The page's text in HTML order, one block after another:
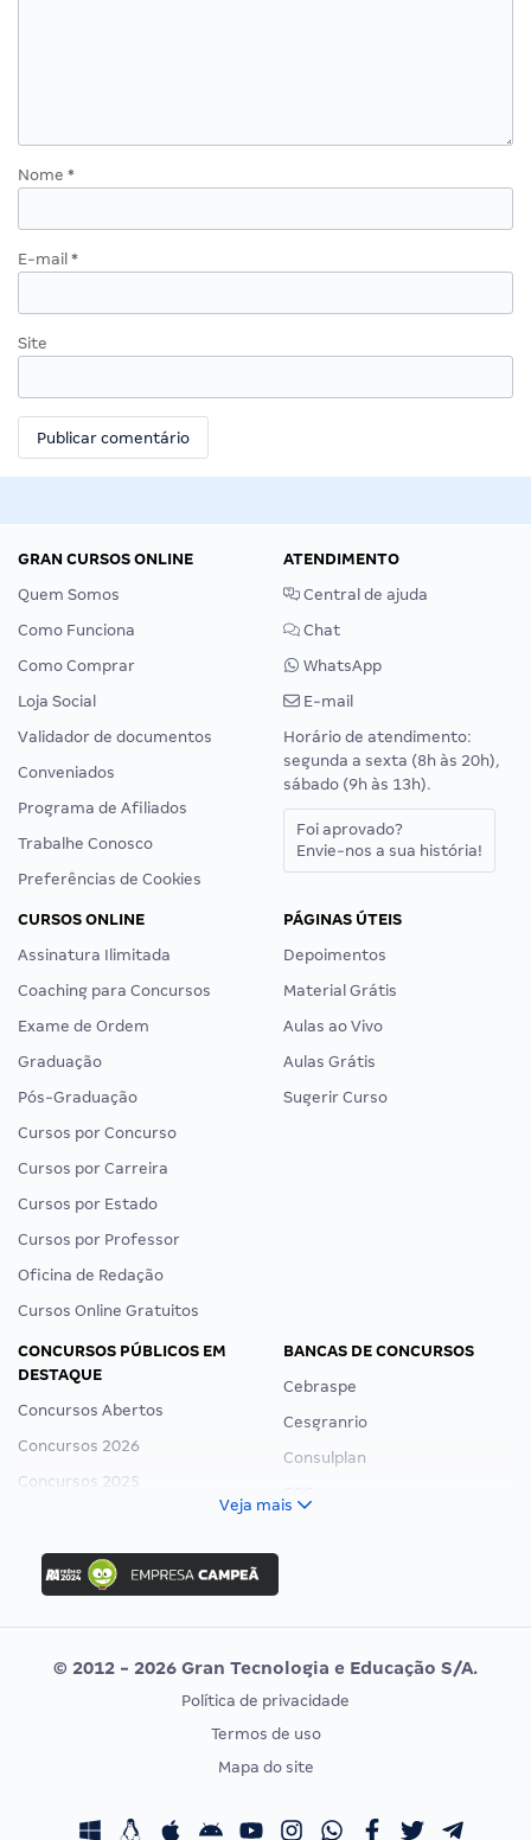
Nome *
E-mail *
Site
GRAN CURSOS ONLINE
Quem Somos
Como Funciona
Como Comprar
Loja Social
Validador de documentos
Conveniados
Programa de Afiliados
Trabalhe Conosco
Preferências de Cookies
ATENDIMENTO
Central de ajuda
Chat
WhatsApp
E-mail
Horário de atendimento:
segunda a sexta (8h às 20h),
sábado (9h às 13h).
Foi aprovado?
Envie-nos a sua história!
CURSOS ONLINE
Assinatura Ilimitada
Coaching para Concursos
Exame de Ordem
Graduação
Pós-Graduação
Cursos por Concurso
Cursos por Carreira
Cursos por Estado
Cursos por Professor
Oficina de Redação
Cursos Online Gratuitos
PÁGINAS ÚTEIS
Depoimentos
Material Grátis
Aulas ao Vivo
Aulas Grátis
Sugerir Curso
CONCURSOS PÚBLICOS EM
DESTAQUE
Concursos Abertos
Concursos 2026
Concursos 2025
Concurso Ibama
Concurso MPU
Editais publicados
BANCAS DE CONCURSOS
Cebraspe
Cesgranrio
Consulplan
Vunesp
CONCURSOS POR PROFISSÃO
Concursos Fiscais
EXAME DE ORDEM
Calendário OAB
Veja mais
© 2012 - 2026 Gran Tecnologia e Educação S/A.
Política de privacidade
Termos de uso
Mapa do site